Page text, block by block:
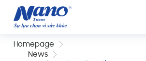
Homepage
News